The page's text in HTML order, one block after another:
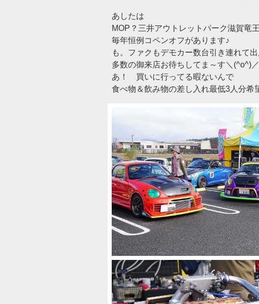
あしたは
MOP？三井アウトレットパーク滋賀竜
毎年恒例コペンオフがあります♪
も。ファクもデモカー数台引き連れて
多数の御来店お待ちしてま～す＼(^o^)／
あ！ 買いに行ってる暇ないんで
食べ物＆飲み物の差し入れ最低3人分希